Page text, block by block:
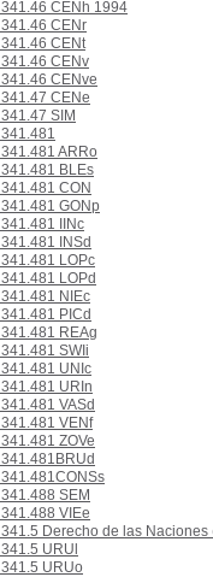
341.46 CENh 1994
341.46 CENr
341.46 CENt
341.46 CENv
341.46 CENve
341.47 CENe
341.47 SIM
341.481
341.481 ARRo
341.481 BLEs
341.481 CON
341.481 GONp
341.481 IINc
341.481 INSd
341.481 LOPc
341.481 LOPd
341.481 NIEc
341.481 PICd
341.481 REAg
341.481 SWIi
341.481 UNIc
341.481 URIn
341.481 VASd
341.481 VENf
341.481 ZOVe
341.481BRUd
341.481CONSs
341.488 SEM
341.488 VIEe
341.5 Derecho de las
341.5 URUl
341.5 URUo